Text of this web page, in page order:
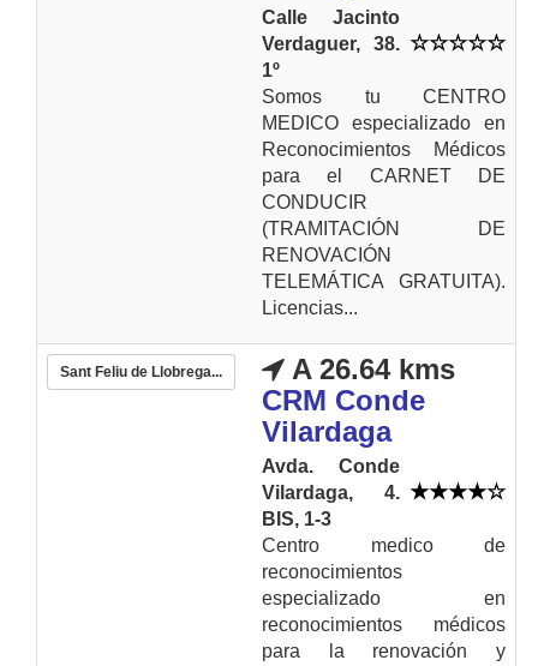
Calle Jacinto
Verdaguer, 38.
1º
Somos tu CENTRO
MEDICO especializado en
Reconocimientos Médicos
para el CARNET DE
CONDUCIR
(TRAMITACIÓN DE
RENOVACIÓN
TELEMÁTICA GRATUITA).
Licencias...
Sant Feliu de Llobrega...
A 26.64 kms
CRM Conde
Vilardaga
Avda. Conde
Vilardaga, 4.
BIS, 1-3
Centro medico de
reconocimientos
especializado en
reconocimientos médicos
para la renovación y